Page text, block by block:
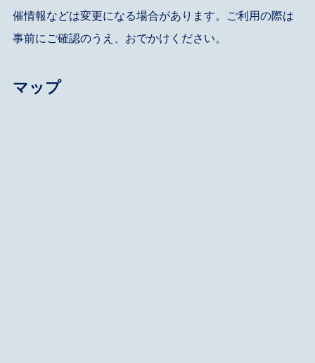
催情報などは変更になる場合があります。ご利用の際は
事前にご確認のうえ、おでかけください。
マップ